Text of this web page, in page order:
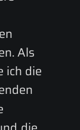
Als
ich die